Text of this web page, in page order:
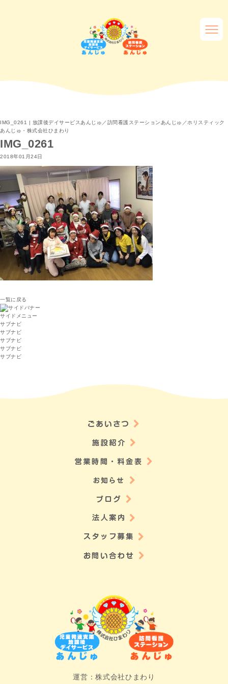
IMG_0261 | 放課後デイサービスあんじゅ／訪問看護ステーションあんじゅ／ホリスティック
あんじゅ・株式会社ひまわり
IMG_0261
2018年01月24日
一覧に戻る
サイドメニュー
サブナビ
サブナビ
サブナビ
サブナビ
サブナビ
運営：株式会社ひまわり